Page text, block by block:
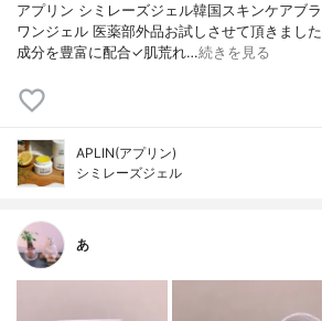
アプリン シミレーズジェル韓国スキンケアブ
ワンジェル 医薬部外品お試しさせて頂きまし
成分を豊富に配合✓肌荒れ…続きを見る
APLIN(アプリン)
シミレーズジェル
あ